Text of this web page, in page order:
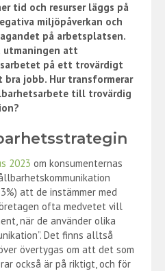
tid och resurser läggs på
miljöpåverkan och
på arbetsplatsen.
utmaningen att
på ett trovärdigt
jobb. Hur transformerar
till trovärdig
2023 om konsumenternas
att de instämmer med
ofta medvetet vill
när de använder olika
Det finns alltså
övertygas om att det som
också är på riktigt, och för